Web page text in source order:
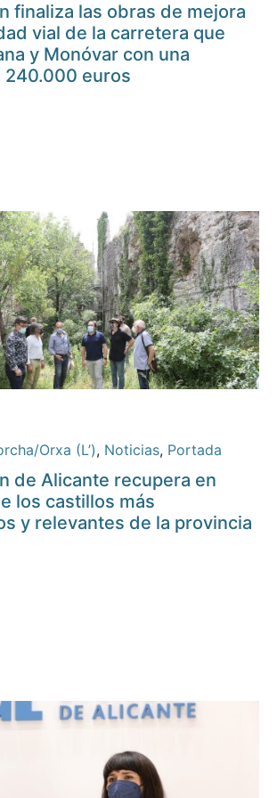
finaliza las obras de mejora
vial de la carretera que
y Monóvar con una
240.000 euros
Orxa (L’), Noticias, Portada
de Alicante recupera en
los castillos más
y relevantes de la provincia